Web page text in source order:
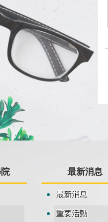
最新消息
最新消息
重要活動